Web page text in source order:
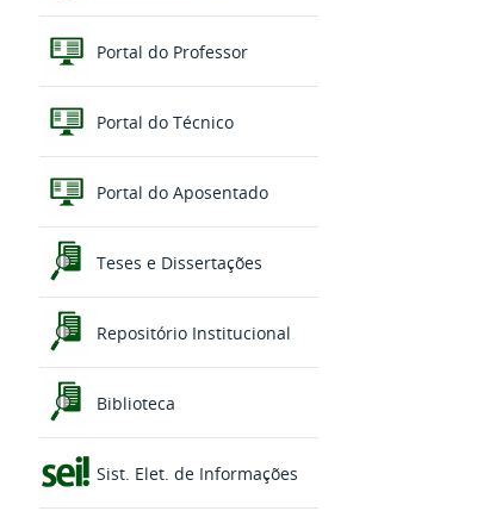
Portal do Professor
Portal do Técnico
Portal do Aposentado
Teses e Dissertações
Repositório Institucional
Biblioteca
Sist. Elet. de Informações